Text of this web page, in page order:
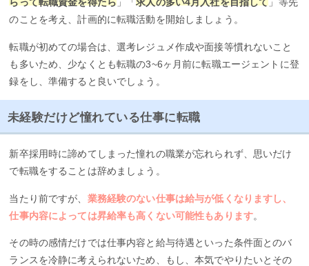
らって転職資金を得たら 」「求人の多い4月入社を目指して 」等先
のことを考え、計画的に転職活動を開始しましょう。
転職が初めての場合は、選考レジュメ作成や面接等慣れないこと
も多いため、少なくとも転職の3~6ヶ月前に転職エージェントに登
録をし、準備すると良いでしょう。
未経験だけど憧れている仕事に転職
新卒採用時に諦めてしまった憧れの職業が忘れられず、思いだけ
で転職をすることは辞めましょう。
当たり前ですが、 業務経験のない仕事は給与が低くなりますし、
仕事内容によっては昇給率も高くない可能性もあります。
その時の感情だけでは仕事内容と給与待遇といった条件面とのバ
ランスを冷静に考えられないため、もし、本気でやりたいとその